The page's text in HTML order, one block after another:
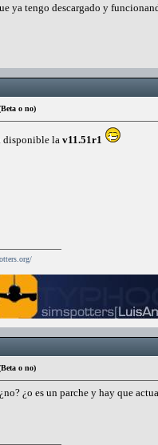
ya tengo descargado y
o no)
disponible la v11.51r1
o no)
¿o es un parche y hay que